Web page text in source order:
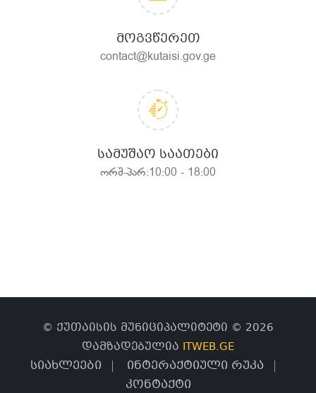
ᲛᲝᲒᲕᲬᲔᲠᲔᲗ
contact@kutaisi.gov.ge
ᲡᲐᲛᲣᲨᲐᲝ ᲡᲐᲐᲗᲔᲑᲘ
ორშ-პარ:10:00 - 18:00
© ქუთაისის მუნიციპალიტეტი © 2026
დამზადებულია ITWEB.GE
სიახლეები
ინტერაქტიული რუკა
კონტაქტი